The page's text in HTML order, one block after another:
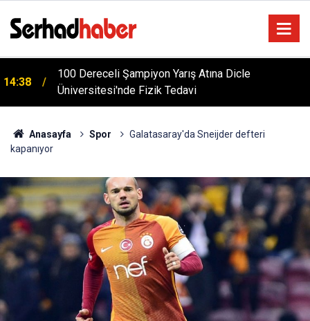
14:38
100 Dereceli Şampiyon Yarış Atına Dicle
Üniversitesi'nde Fizik Tedavi
Anasayfa Spor
Galatasaray'da Sneijder defteri
kapanıyor